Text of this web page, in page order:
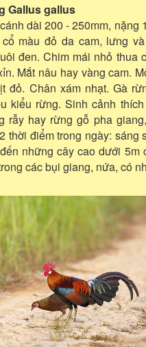
Gallus gallus
dài 200 - 250mm, nặng
màu đỏ da cam, lưng
đen. Chim mái nhỏ thua
Mắt nâu hay vàng cam.
đỏ. Chân xám nhạt. Gà
kiểu rừng. Sinh cảnh
rẫy hay rừng gỗ pha
thời điểm trong ngày: sáng
những cây cao dưới 5m
các bụi giang, nứa, có